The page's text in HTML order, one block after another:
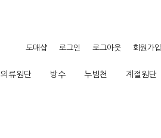
도매샵 로그인 로그아웃 회원가입
의류원단 방수 누빔천 계절원단